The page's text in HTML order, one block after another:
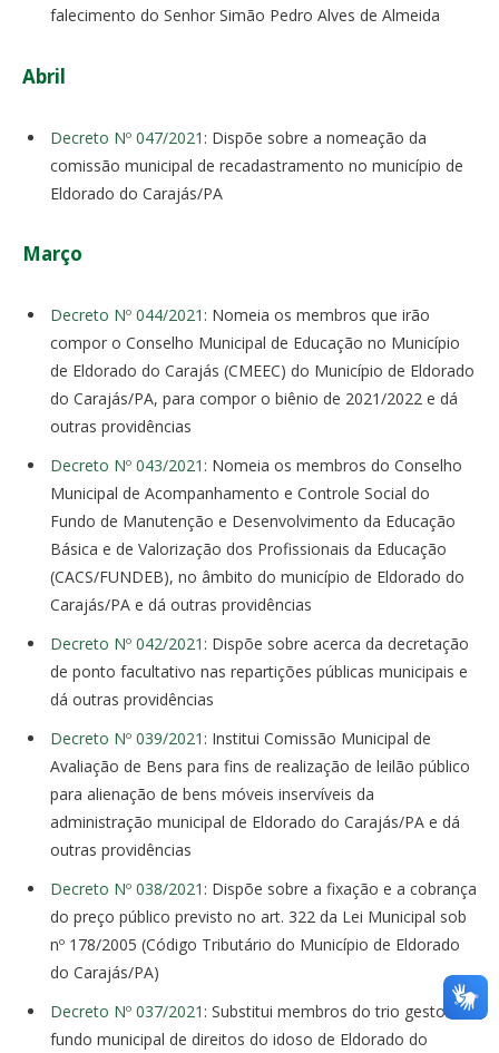
falecimento do Senhor Simão Pedro Alves de Almeida
Abril
Decreto Nº 047/2021 : Dispõe sobre a nomeação da
comissão municipal de recadastramento no município de
Eldorado do Carajás/PA
Março
Decreto Nº 044/2021 : Nomeia os membros que irão
compor o Conselho Municipal de Educação no Município
de Eldorado do Carajás (CMEEC) do Município de Eldorado
do Carajás/PA, para compor o biênio de 2021/2022 e dá
outras providências
Decreto Nº 043/2021 : Nomeia os membros do Conselho
Municipal de Acompanhamento e Controle Social do
Fundo de Manutenção e Desenvolvimento da Educação
Básica e de Valorização dos Profissionais da Educação
(CACS/FUNDEB), no âmbito do município de Eldorado do
Carajás/PA e dá outras providências
Decreto Nº 042/2021 : Dispõe sobre acerca da decretação
de ponto facultativo nas repartições públicas municipais e
dá outras providências
Decreto Nº 039/2021 : Institui Comissão Municipal de
Avaliação de Bens para fins de realização de leilão público
para alienação de bens móveis inservíveis da
administração municipal de Eldorado do Carajás/PA e dá
outras providências
Decreto Nº 038/2021 : Dispõe sobre a fixação e a cobrança
do preço público previsto no art. 322 da Lei Municipal sob
nº 178/2005 (Código Tributário do Município de Eldorado
do Carajás/PA)
Decreto Nº 037/2021 : Substitui membros do trio gestor do
fundo municipal de direitos do idoso de Eldorado do